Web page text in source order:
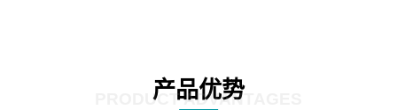
产品优势
PRODUCT ADVANTAGES